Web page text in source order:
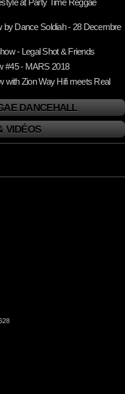
DANCEHALL
VIDÉOS